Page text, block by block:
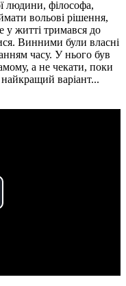
людини, філософа,
вольові рішення,
житті тримався до
Винними були власні
часу. У нього був
а не чекати, поки
варіант...